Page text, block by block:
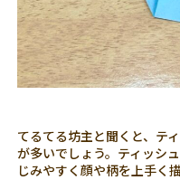
てるてる坊主と聞くと、テ
が多いでしょう。ティッシ
じみやすく顔や柄を上手く